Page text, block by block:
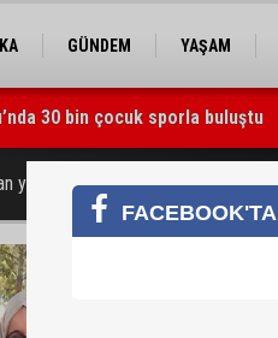
GÜNDEM YAŞAM
30 bin çocuk sporla buluştu
yaşlılara moral